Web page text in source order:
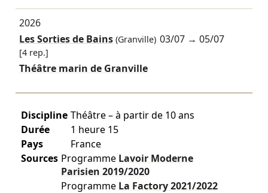
2026
Les Sorties de Bains(Granville) 03/07 →05/07
[4 rep.]
Théâtre marin de Granville
Discipline Théâtre – à partir de 10 ans
Durée
1 heure 15
Pays
France
Sources Programme Lavoir Moderne
Parisien 2019/2020
Programme La Factory2021/2022